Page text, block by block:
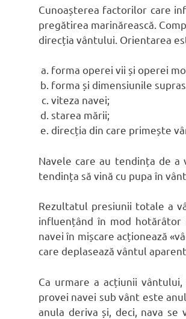
Cunoașterea factorilor care
pregătirea marinărească.
direcția vântului. Orientarea
forma operei vii și operei
forma și dimensiunile
viteza navei;
starea mării;
direcția din care primește
Navele care au tendința de a
tendința să vină cu pupa în
Rezultatul presiunii totale a
influențând în mod hotărâtor
navei în mișcare acționează
care deplasează vântul
Ca urmare a acțiunii
provei navei sub vânt este
anula deriva și, deci, nava